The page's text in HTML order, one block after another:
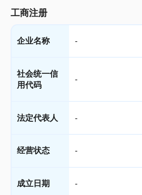
工商注册
企业名称 -
社会统一信
用代码
-
法定代表人 -
经营状态 -
成立日期 -